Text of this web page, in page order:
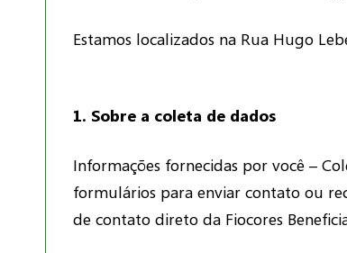
Estamos localizados na Rua Hugo
1. Sobre a coleta de dados
Informações fornecidas por você –
formulários para enviar contato ou
de contato direto da Fiocores